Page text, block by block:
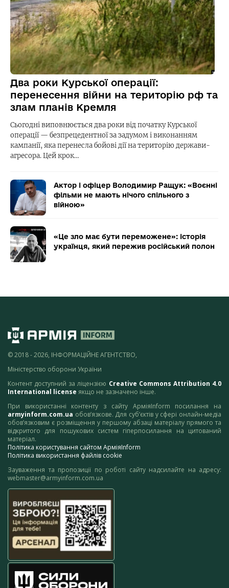
Два роки Курської операції:
перенесення війни на територію рф та
злам планів Кремля
Сьогодні виповнюється два роки від початку Курської
операції — безпрецедентної за задумом і виконанням
кампанії, яка перенесла бойові дії на територію держави-
агресора. Цей крок…
Актор і офіцер Володимир Ращук: «Воєнні
фільми не мають нічого спільного з
війною»
«Це зло має бути переможене»: історія
українця, який пережив російський полон
© 2018 - 2026, ІНФОРМАЦІЙНЕ АГЕНТСТВО,
Міністерство оборони України
Контент доступний за ліцензією Creative Commons Attribution 4.0
International license якщо не зазначено інше.
При використанні контенту з сайту АрміяInform посилання на
armyinform.com.ua обов’язкове. Для суб’єктів у сфері онлайн-медіа
обов’язковим є розміщення у першому абзаці матеріалу прямого та
відкритого для пошукових систем гіперпосилання на цитований
матеріал.
Політика користування сайтом АрміяInform
Політика використання файлів cookie
Зауваження та пропозиції по роботі сайту надсилайте на адресу:
webmaster@armyinform.com.ua